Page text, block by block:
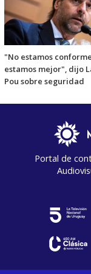
"No estamos
estamos mejor", dijo
Pou sobre seguridad
Portal de